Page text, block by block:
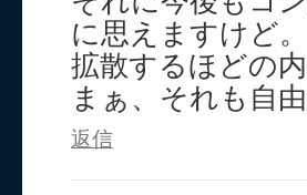
に思えますけど。
拡散するほどの
まぁ、それも自
返信